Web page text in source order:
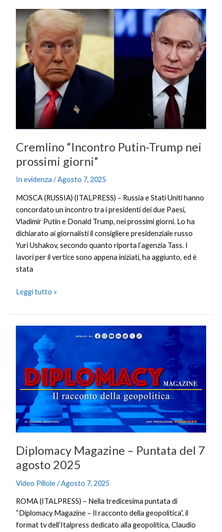
Cremlino “Incontro Putin-Trump nei
prossimi giorni”
In evidenza /Agosto 7, 2025
MOSCA (RUSSIA) (ITALPRESS) – Russia e Stati Uniti hanno
concordato un incontro tra i presidenti dei due Paesi,
Vladimir Putin e Donald Trump, nei prossimi giorni. Lo ha
dichiarato ai giornalisti il consigliere presidenziale russo
Yuri Ushakov, secondo quanto riporta l’agenzia Tass. I
lavori per il vertice sono appena iniziati, ha aggiunto, ed è
stata
Cremlino
“Incontro
Putin-
Trump
nei
prossimi
giorni”
Leggi tutto »
Diplomacy Magazine – Puntata del 7
agosto 2025
Video Pillole/Agosto 7, 2025
ROMA (ITALPRESS) – Nella tredicesima puntata di
“Diplomacy Magazine – Il racconto della geopolitica”, il
format tv dell’Italpress dedicato alla geopolitica, Claudio
Magazine
Puntata
agosto
2025